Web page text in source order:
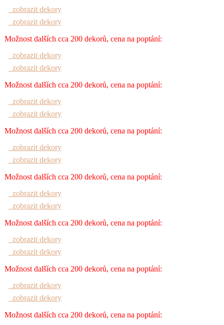
zobrazit dekory
zobrazit dekory
Možnost dalších cca 200 dekorů, cena na poptání:
zobrazit dekory
zobrazit dekory
Možnost dalších cca 200 dekorů, cena na poptání:
zobrazit dekory
zobrazit dekory
Možnost dalších cca 200 dekorů, cena na poptání:
zobrazit dekory
zobrazit dekory
Možnost dalších cca 200 dekorů, cena na poptání:
zobrazit dekory
zobrazit dekory
Možnost dalších cca 200 dekorů, cena na poptání:
zobrazit dekory
zobrazit dekory
Možnost dalších cca 200 dekorů, cena na poptání:
zobrazit dekory
zobrazit dekory
Možnost dalších cca 200 dekorů, cena na poptání: